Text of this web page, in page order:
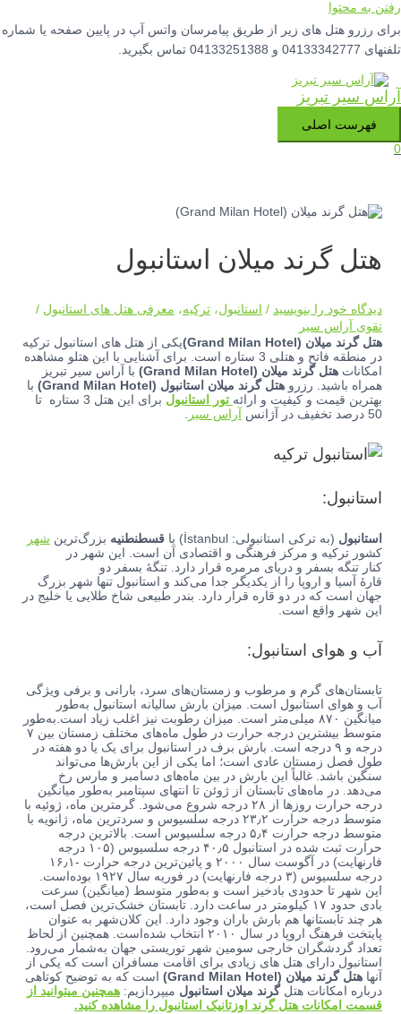
رفتن به محتوا
برای رزرو هتل های زیر از طریق پیامرسان واتس آپ در پایین صفحه یا شماره
تلفنهای 04133342777 و 04133251388 تماس بگیرید.
آراس سیر تبریز
فهرست اصلی
0
هتل گرند میلان استانبول
دیدگاه‌ خود را بنویسید / استانبول،ترکیه، معرفی هتل های استانبول /
تقوی آراس سیر
هتل گرند میلان (Grand Milan Hotel)
یکی از هتل های استانبول ترکیه
در منطقه فاتح و هتلی 3 ستاره است. برای آشنایی با این هتلو مشاهده
امکاناتهتل گرند میلان (Grand Milan Hotel)
با آراس سیر تبریز
همراه باشید. رزروهتل گرند میلان استانبول (Grand Milan Hotel)
با
بهترین قیمت و کیفیت و ارائه تور استانبول
برای این هتل 3 ستاره تا
50 درصد تخفیف در آژانس
آراس سیر
استانبول:
استانبول (به ترکی استانبولی: İstanbul) یا قسطنطنیه بزرگ‌ترین شهر
کشور ترکیه و مرکز فرهنگی و اقتصادی آن است. این شهر در
کنار تنگه بسفر و دریای مرمره قرار دارد. تنگهٔ بسفر دو
قارهٔ آسیا و اروپا را از یکدیگر جدا می‌کند و استانبول تنها شهر بزرگ
جهان است که در دو قاره قرار دارد. بندر طبیعی شاخ طلایی یا خلیج در
این شهر واقع است.
آب و هوای استانبول:
تابستان‌های گرم و مرطوب و زمستان‌های سرد، بارانی و برفی ویژگی
آب و هوای استانبول است. میزان بارش سالیانه استانبول به‌طور
میانگین ۸۷۰ میلی‌متر است. میزان رطوبت نیز اغلب زیاد است.به‌طور
متوسط بیشترین درجه حرارت در طول ماه‌های مختلف زمستان بین ۷
درجه و ۹ درجه است. بارش برف در استانبول برای یک یا دو هفته در
طول فصل زمستان عادی است؛ اما یکی از این بارش‌ها می‌تواند
سنگین باشد. غالباً این بارش در بین ماه‌های دسامبر و مارس رخ
می‌دهد. در ماه‌های تابستان از ژوئن تا انتهای سپتامبر به‌طور میانگین
درجه حرارت روزها از ۲۸ درجه شروع می‌شود. گرمترین ماه، ژوئیه با
متوسط درجه حرارت ۲۳٫۲ درجه سلسیوس و سردترین ماه، ژانویه با
متوسط درجه حرارت ۵٫۴ درجه سلسیوس است. بالاترین درجه
حرارت ثبت شده در استانبول ۴۰٫۵ درجه سلسیوس (۱۰۵ درجه
فارنهایت) در آگوست سال ۲۰۰۰ و پائین‌ترین درجه حرارت -۱۶٫۱
درجه سلسیوس (۳ درجه فارنهایت) در فوریه سال ۱۹۲۷ بوده‌است.
این شهر تا حدودی بادخیز است و به‌طور متوسط (میانگین) سرعت
بادی حدود ۱۷ کیلومتر در ساعت دارد. تابستان خشک‌ترین فصل است،
هر چند تابستانها هم بارش باران وجود دارد. این کلان‌شهر به عنوان
پایتخت فرهنگ اروپا در سال ۲۰۱۰ انتخاب شده‌است. همچنین از لحاظ
تعداد گردشگران خارجی سومین شهر توریستی جهان به‌شمار می‌رود.
استانبول دارای هتل های زیادی برای اقامت مسافران است که یکی از
آنهاهتل گرند میلان (Grand Milan Hotel)
است که به توضیح کوتاهی
درباره امکانات هتلگرند میلان استانبول میپردازیم:همچنین میتوانید از
قسمت امکانات هتل گرند اوزتانیک استانبول را مشاهده کنید.